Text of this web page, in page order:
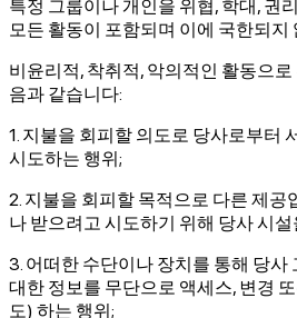
특정 그룹이나 개인을 위협, 학대, 권
모든 활동이 포함되며 이에 국한되지
비윤리적, 착취적, 악의적인 활동으
음과 같습니다:
1. 지불을 회피할 의도로 당사로부터
시도하는 행위;
2. 지불을 회피할 목적으로 다른 제공
나 받으려고 시도하기 위해 당사 시
3. 어떠한 수단이나 장치를 통해 당사
대한 정보를 무단으로 액세스, 변경
도) 하는 행위;